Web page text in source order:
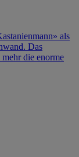
als
Das
die enorme